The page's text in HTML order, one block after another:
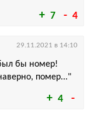
7 4
4
бы номер!
помер..."
29.11.2021 в 14:10